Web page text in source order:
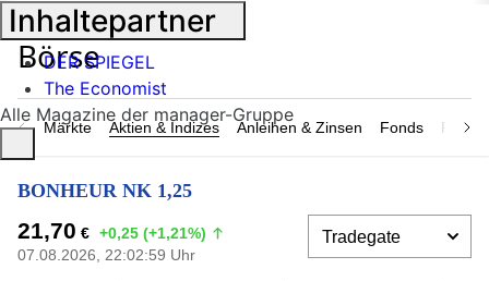
Märkte Aktien & Indizes Anleihen & Zinsen Fonds
BONHEUR NK 1,25
21,70 € +0,25 (+1,21%)
07.08.2026, 22:02:59 Uhr
Inhaltepartner
DER SPIEGEL
The Economist
Alle Magazine der manager-Gruppe